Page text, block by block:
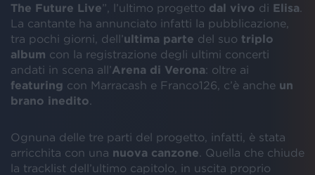
The Future Live”, l’ultimo progetto dal vivo di Elisa
La cantante ha annunciato infatti la pubblicazione,
tra pochi giorni, dell’ultima parte del suo triplo
album con la registrazione degli ultimi concerti
andati in scena all’Arena di Verona: oltre ai
featuring con Marracash e Franco126, c’è anche un
brano inedito
Ognuna delle tre parti del progetto, infatti, è stata
arricchita con una nuova canzone . Quella che chiude
la tracklist dell’ultimo capitolo, in uscita proprio